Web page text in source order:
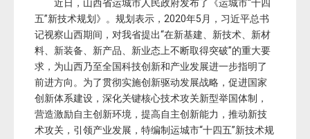
近日，山西省运城市人民政府发布了《运城市“十四
五”新技术规划》。规划表示，2020年5月，习近平总书
记视察山西期间，对我省提出“在新基建、新技术、新材
料、新装备、新产品、新业态上不断取得突破”的重大要
求，为山西乃至全国科技创新和产业发展进一步指明了
前进方向。为了贯彻实施创新驱动发展战略，促进国家
创新体系建设，深化关键核心技术攻关新型举国体制，
营造激励自主创新环境，提高自主创新能力，推动新技
术攻关，引领产业发展，特编制运城市“十四五”新技术规